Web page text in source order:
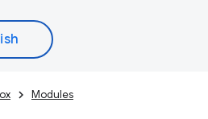
Modules